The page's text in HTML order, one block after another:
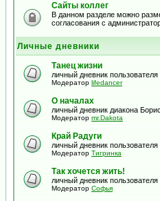
Сайты коллег
В данном разделе можно
согласования с
Личные дневники
Танец жизни
личный дневник
Модератор lifedancer
О началах
личный дневник диакона
Модератор mr.Dakota
Край Радуги
личный дневник пользователя
Модератор Тигринка
Так хочется жить!
личный дневник
Модератор Софья